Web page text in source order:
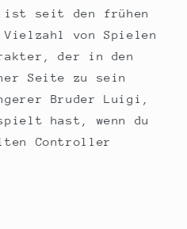
ist seit den frühen
von Spielen
der in den
Seite zu sein
Bruder Luigi,
hast, wenn du
Controller